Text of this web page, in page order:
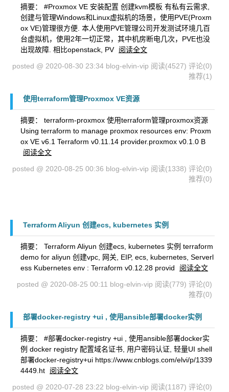
摘要： #Proxmox VE 安装配置 创建kvm模板 有私有云需求,
创建与管理Windows和Linux虚拟机的场景，使用PVE(Proxm
ox VE)管理很方便. 本人使用PVE管理公司开发测试环境几百
台虚拟机，使用2年一切正常，其中机房断电几次，PVE也没
出现故障. 相比openstack, PV 阅读全文
posted @ 2020-08-30 23:34 blog-elvin-vip 阅读(4527) 评论(0)
推荐(1)
使用terraform管理Proxmox VE资源
摘要： terraform-proxmox 使用terraform管理proxmox资源
Using terraform to manage proxmox resources env: Proxm
ox VE v6.1 Terraform v0.11.14 provider.proxmox v0.1.0 B
阅读全文
posted @ 2020-08-25 00:36 blog-elvin-vip 阅读(1338) 评论(0)
推荐(0)
Terraform Aliyun 创建ecs, kubernetes 实例
摘要： Terraform Aliyun 创建ecs, kubernetes 实例 terraform
demo for aliyun 创建vpc, 网关, EIP, ecs, kubernetes, Serverl
ess Kubernetes env : Terraform v0.12.28 provid
阅读全文
posted @ 2020-08-25 00:11 blog-elvin-vip 阅读(779) 评论(0)
推荐(0)
部署docker-registry +ui , 使用ansible部署docker实例
摘要： #部署docker-registry +ui , 使用ansible部署docker实
例 docker registry 配置域名证书, 用户密码认证, 轻量UI shell
部署docker-registry+ui https://www.cnblogs.com/elvi/p/1339
4449.ht
阅读全文
posted @ 2020-07-28 23:22 blog-elvin-vip 阅读(1187) 评论(0)